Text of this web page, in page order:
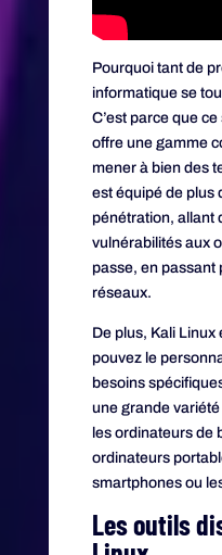
Pourquoi tant de
informatique se
C’est parce que
offre une gamme
mener à bien des
est équipé de plus
pénétration, allant
vulnérabilités aux
passe, en passant
réseaux.
De plus, Kali Linux
pouvez le
besoins
une grande
les ordinateurs de
ordinateurs
smartphones ou
Les outils